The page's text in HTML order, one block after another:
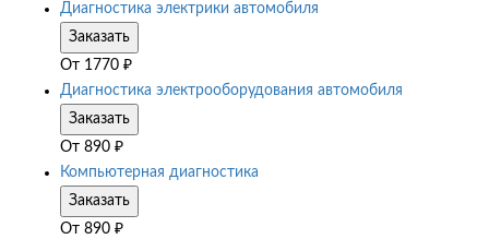
Диагностика электрики автомобиля
Заказать
От 1770 ₽
Диагностика электрооборудования автомобиля
Заказать
От 890 ₽
Компьютерная диагностика
Заказать
От 890 ₽